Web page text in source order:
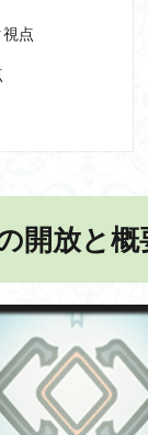
視点
開放と概